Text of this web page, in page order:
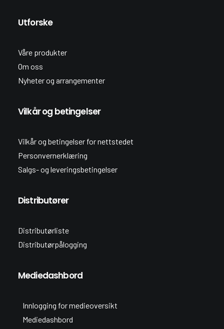
Utforske
Våre produkter
Om oss
Nyheter og arrangementer
Vilkår og betingelser
Vilkår og betingelser for nettstedet
Personvernerklæring
Salgs- og leveringsbetingelser
Distributører
Distributørliste
Distributørpålogging
Mediedashbord
Innlogging for medieoversikt
Mediedashbord